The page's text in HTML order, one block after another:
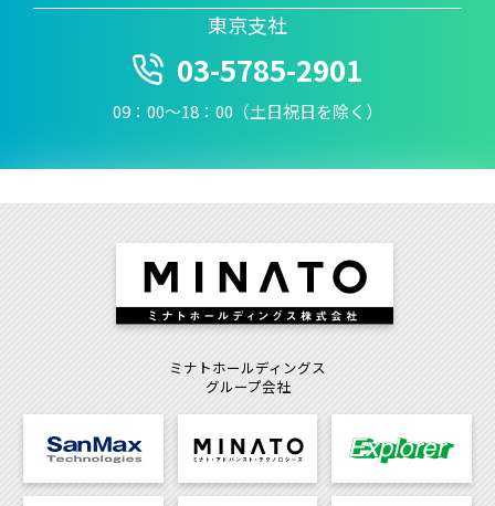
東京支社
03-5785-2901
09：00〜18：00（土日祝日を除く）
ミナトホールディングス
グループ会社